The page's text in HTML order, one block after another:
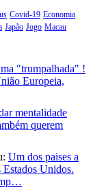
Covid-19 Economia
Japão Jogo Macau
"trumpalhada" !
Europeia,
mentalidade
querem
Um dos paises a
Estados Unidos.